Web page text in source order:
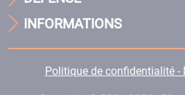
INFORMATIONS
Politique de confidentialité -